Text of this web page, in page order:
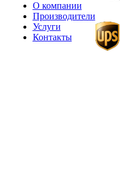
О компании
Производители
Услуги
Контакты